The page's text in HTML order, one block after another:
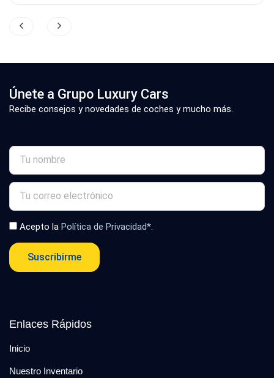
Únete a Grupo Luxury Cars
Recibe consejos y novedades de coches y mucho más.
Acepto la Política de Privacidad*
Suscribirme
Enlaces Rápidos
Inicio
Nuestro Inventario